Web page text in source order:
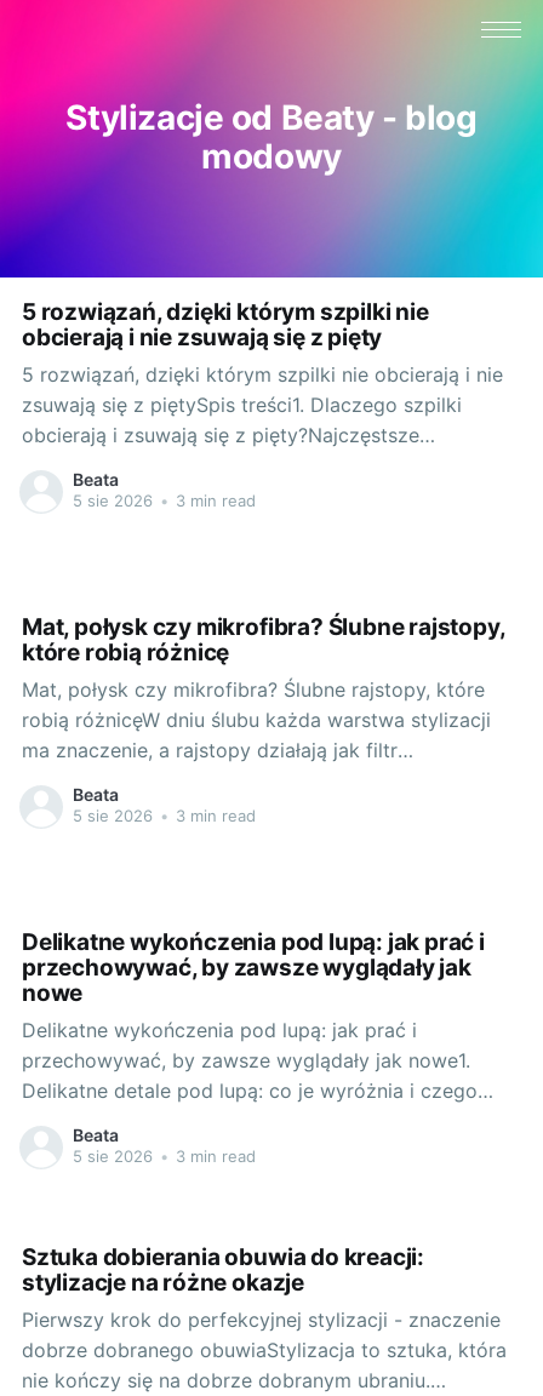
Stylizacje od Beaty - blog
modowy
5 rozwiązań, dzięki którym szpilki nie
obcierają i nie zsuwają się z pięty
5 rozwiązań, dzięki którym szpilki nie obcierają i nie
zsuwają się z piętySpis treści1. Dlaczego szpilki
obcierają i zsuwają się z pięty?Najczęstsze
przyczyny: Zbyt duży rozmiar lub niewłaściwa tęgość
sprawiają, że pięta „pływa”, a but nie trzyma. Wąski
Beata
5 sie 2026 • 3 min read
Mat, połysk czy mikrofibra? Ślubne rajstopy,
które robią różnicę
Mat, połysk czy mikrofibra? Ślubne rajstopy, które
robią różnicęW dniu ślubu każda warstwa stylizacji
ma znaczenie, a rajstopy działają jak filtr
upiększający: wygładzają, ujednolicają i dodają
pewności kroku. W ofercie producenta Gabriella
Beata
5 sie 2026 • 3 min read
Delikatne wykończenia pod lupą: jak prać i
przechowywać, by zawsze wyglądały jak
nowe
Delikatne wykończenia pod lupą: jak prać i
przechowywać, by zawsze wyglądały jak nowe1.
Delikatne detale pod lupą: co je wyróżnia i czego
potrzebują (koronki, hafty, jedwab, cekiny)Koronki,
misterny haft, miękki jedwab i migoczące cekiny
Beata
5 sie 2026 • 3 min read
Sztuka dobierania obuwia do kreacji:
stylizacje na różne okazje
Pierwszy krok do perfekcyjnej stylizacji - znaczenie
dobrze dobranego obuwiaStylizacja to sztuka, która
nie kończy się na dobrze dobranym ubraniu.